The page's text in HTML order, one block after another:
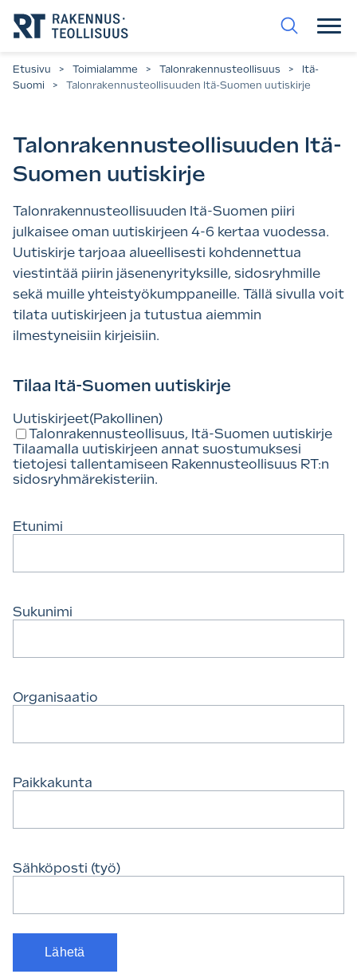
suoraan
sisältöön.
Etusivu > Toimialamme > Talonrakennus­­teollisuus >
Itä-
Suomi
> Talonrakennusteollisuuden Itä-Suomen uutiskirje
Talonrakennusteollisuuden Itä-
Suomen uutiskirje
Talonrakennusteollisuuden Itä-Suomen piiri
julkaisee oman uutiskirjeen 4-6 kertaa vuodessa.
Uutiskirje tarjoaa alueellisesti kohdennettua
viestintää piirin jäsenenyrityksille, sidosryhmille
sekä muille yhteistyökumppaneille. Tällä sivulla voit
tilata uutiskirjeen ja tutustua aiemmin
ilmestyneisiin kirjeisiin.
Tilaa Itä-Suomen uutiskirje
Uutiskirjeet(Pakollinen)
Talonrakennusteollisuus, Itä-Suomen uutiskirje
Tilaamalla uutiskirjeen annat suostumuksesi
tietojesi tallentamiseen Rakennusteollisuus RT:n
sidosryhmärekisteriin.
Etunimi
Sukunimi
Organisaatio
Paikkakunta
Sähköposti (työ)